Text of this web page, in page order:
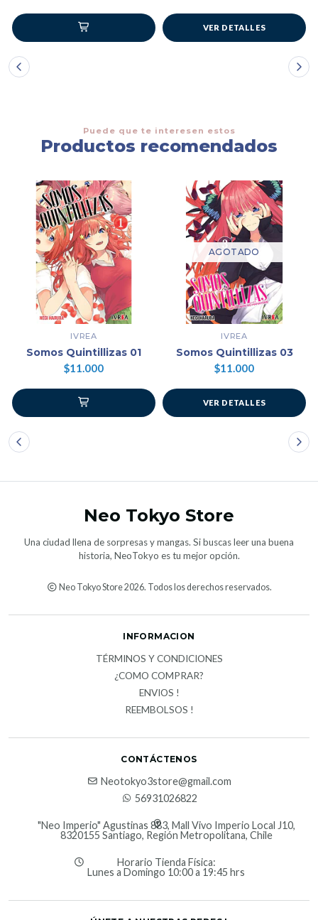
VER DETALLES
Puede que te interesen estos
Productos recomendados
IVREA
Somos Quintillizas 01
$11.000
AGOTADO
IVREA
Somos Quintillizas 03
$11.000
VER DETALLES
Neo Tokyo Store
Una ciudad llena de sorpresas y mangas. Si buscas leer una buena
historia, NeoTokyo es tu mejor opción.
Neo Tokyo Store 2026. Todos los derechos reservados.
INFORMACION
TÉRMINOS Y CONDICIONES
¿COMO COMPRAR?
ENVIOS !
REEMBOLSOS !
CONTÁCTENOS
Neotokyo3store@gmail.com
56931026822
"Neo Imperio" Agustinas 883, Mall Vivo Imperio Local J10,
8320155 Santiago, Región Metropolitana, Chile
Horario Tienda Física:
Lunes a Domingo 10:00 a 19:45 hrs